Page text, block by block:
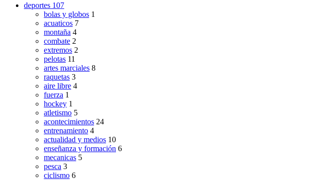
deportes 107
bolas y globos 1
acuaticos 7
montaña 4
combate 2
extremos 2
pelotas 11
artes marciales 8
raquetas 3
aire libre 4
fuerza 1
hockey 1
atletismo 5
acontecimientos 24
entrenamiento 4
actualidad y medios 10
enseñanza y formación 6
mecanicas 5
pesca 3
ciclismo 6